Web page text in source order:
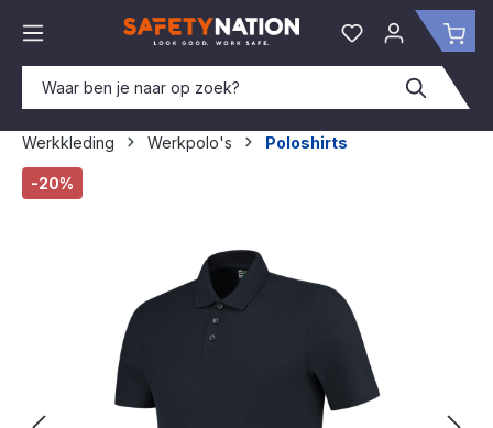
Je hebt 0 items
Werkkleding Werkpolo's
Poloshirts
Afbeeldingengalerij overslaan
-20%